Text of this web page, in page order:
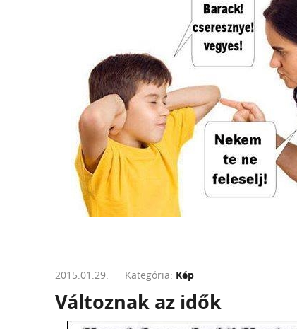
2015.01.29. Kategória: Kép
Változnak az idők